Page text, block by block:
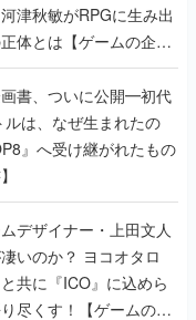
津秋敏がRPGに生み出
体とは【ゲームの企画
画書、ついに公開━初代
ルは、なぜ生まれたの
』へ受け継がれたもの
デザイナー・上田文人
いのか？ ヨコオタロ
共に『ICO』に込めら
尽くす！【ゲームの企